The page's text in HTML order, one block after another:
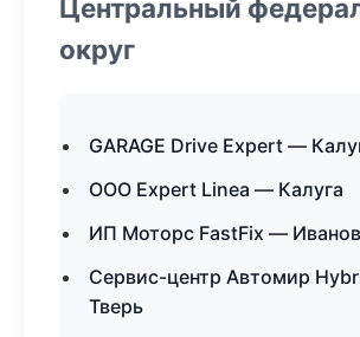
Центральный
округ
GARAGE Drive Expert —
ООО Expert Linea — Калуга
ИП Моторс FastFix —
Сервис-центр Автомир
Тверь